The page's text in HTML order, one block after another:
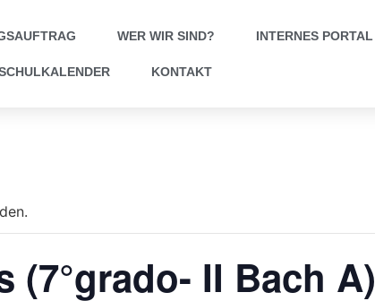
WER WIR SIND? INTERNES PORTAL
KONTAKT
(7°grado- II Bach A)